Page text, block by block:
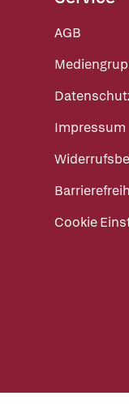
AGB
Impressum
Cookie